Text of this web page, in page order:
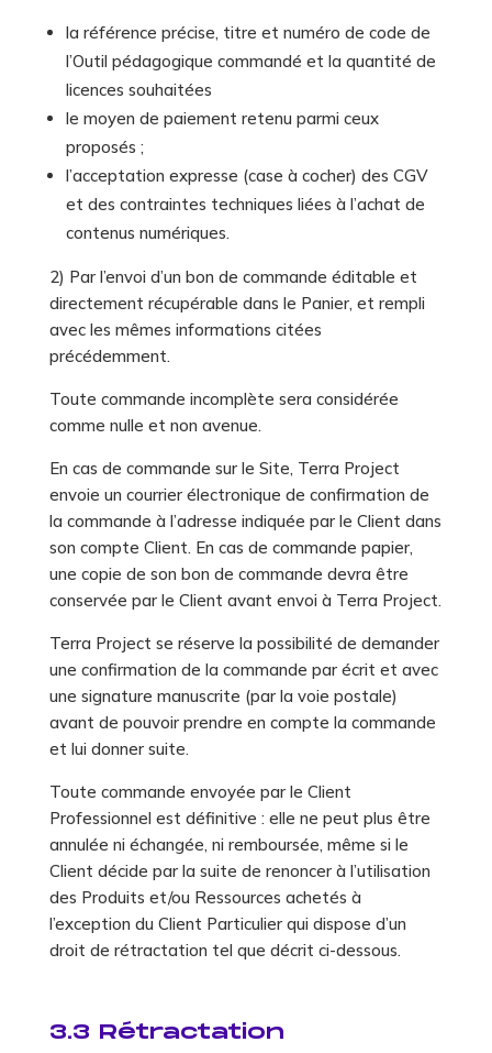
la référence précise, titre et numéro de code de
l’Outil pédagogique commandé et la quantité de
licences souhaitées
le moyen de paiement retenu parmi ceux
proposés ;
l’acceptation expresse (case à cocher) des CGV
et des contraintes techniques liées à l’achat de
contenus numériques.
2) Par l’envoi d’un bon de commande éditable et
directement récupérable dans le Panier, et rempli
avec les mêmes informations citées
précédemment.
Toute commande incomplète sera considérée
comme nulle et non avenue.
En cas de commande sur le Site, Terra Project
envoie un courrier électronique de confirmation de
la commande à l’adresse indiquée par le Client dans
son compte Client. En cas de commande papier,
une copie de son bon de commande devra être
conservée par le Client avant envoi à Terra Project.
Terra Project se réserve la possibilité de demander
une confirmation de la commande par écrit et avec
une signature manuscrite (par la voie postale)
avant de pouvoir prendre en compte la commande
et lui donner suite.
Toute commande envoyée par le Client
Professionnel est définitive : elle ne peut plus être
annulée ni échangée, ni remboursée, même si le
Client décide par la suite de renoncer à l’utilisation
des Produits et/ou Ressources achetés à
l’exception du Client Particulier qui dispose d’un
droit de rétractation tel que décrit ci-dessous.
3.3 Rétractation